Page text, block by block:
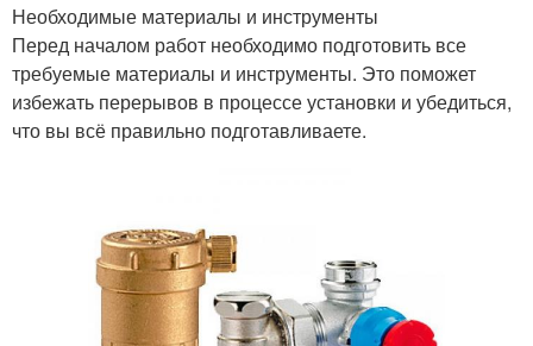
Необходимые материалы и инструменты
Перед началом работ необходимо подготовить все
требуемые материалы и инструменты. Это поможет
избежать перерывов в процессе установки и убедиться,
что вы всё правильно подготавливаете.